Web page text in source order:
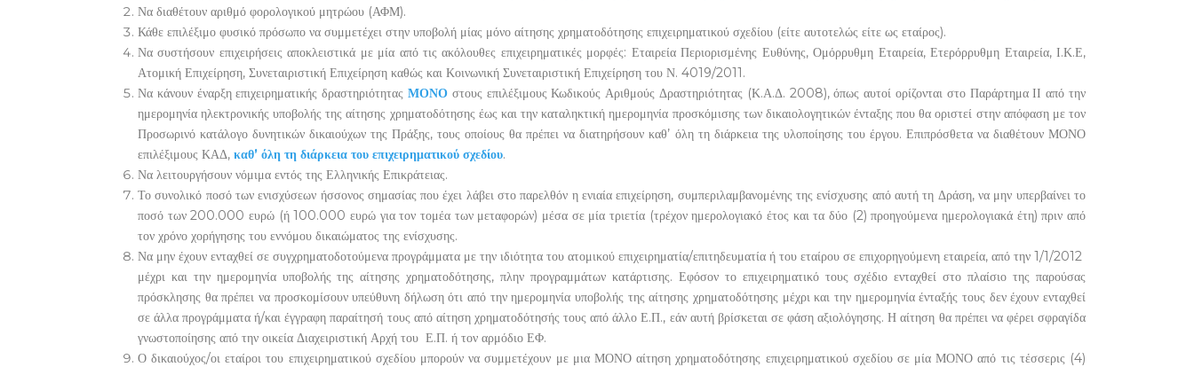
Να διαθέτουν αριθμό φορολογικού μητρώου (ΑΦΜ).
Κάθε επιλέξιμο φυσικό πρόσωπο να συμμετέχει στην υποβολή μίας μόνο αίτησης χρηματοδότησης επιχειρηματικού σχεδίου (είτε αυτοτελώς είτε ως εταίρος).
Να συστήσουν επιχειρήσεις αποκλειστικά με μία από τις ακόλουθες επιχειρηματικές μορφές: Εταιρεία Περιορισμένης Ευθύνης, Ομόρρυθμη Εταιρεία, Ετερόρρυθμη Εταιρεία, Ι.Κ.Ε,
Ατομική Επιχείρηση, Συνεταιριστική Επιχείρηση καθώς και Κοινωνική Συνεταιριστική Επιχείρηση του Ν. 4019/2011.
Να κάνουν έναρξη επιχειρηματικής δραστηριότητας ΜΟΝΟστους επιλέξιμους Κωδικούς Αριθμούς Δραστηριότητας (Κ.Α.Δ. 2008), όπως αυτοί ορίζονται στο Παράρτημα ΙΙ από την
ημερομηνία ηλεκτρονικής υποβολής της αίτησης χρηματοδότησης έως και την καταληκτική ημερομηνία προσκόμισης των δικαιολογητικών ένταξης που θα οριστεί στην απόφαση με τον
Προσωρινό κατάλογο δυνητικών δικαιούχων της Πράξης, τους οποίους θα πρέπει να διατηρήσουν καθ’ όλη τη διάρκεια της υλοποίησης του έργου. Επιπρόσθετα να διαθέτουν ΜΟΝΟ
επιλέξιμους ΚΑΔ, καθ’ όλη τη διάρκεια του επιχειρηματικού σχεδίου.
Να λειτουργήσουν νόμιμα εντός της Ελληνικής Επικράτειας.
Το συνολικό ποσό των ενισχύσεων ήσσονος σημασίας που έχει λάβει στο παρελθόν η ενιαία επιχείρηση, συμπεριλαμβανομένης της ενίσχυσης από αυτή τη Δράση, να μην υπερβαίνει το
ποσό των 200.000 ευρώ (ή 100.000 ευρώ για τον τομέα των μεταφορών) μέσα σε μία τριετία (τρέχον ημερολογιακό έτος και τα δύο (2) προηγούμενα ημερολογιακά έτη) πριν από
τον χρόνο χορήγησης του εννόμου δικαιώματος της ενίσχυσης.
Να μην έχουν ενταχθεί σε συγχρηματοδοτούμενα προγράμματα με την ιδιότητα του ατομικού επιχειρηματία/επιτηδευματία ή του εταίρου σε επιχορηγούμενη εταιρεία, από την 1/1/2012
μέχρι και την ημερομηνία υποβολής της αίτησης χρηματοδότησης, πλην προγραμμάτων κατάρτισης. Εφόσον το επιχειρηματικό τους σχέδιο ενταχθεί στο πλαίσιο της παρούσας
πρόσκλησης θα πρέπει να προσκομίσουν υπεύθυνη δήλωση ότι από την ημερομηνία υποβολής της αίτησης χρηματοδότησης μέχρι και την ημερομηνία ένταξής τους δεν έχουν ενταχθεί
σε άλλα προγράμματα ή/και έγγραφη παραίτησή τους από αίτηση χρηματοδότησής τους από άλλο Ε.Π., εάν αυτή βρίσκεται σε φάση αξιολόγησης. Η αίτηση θα πρέπει να φέρει σφραγίδα
γνωστοποίησης από την οικεία Διαχειριστική Αρχή του Ε.Π. ή τον αρμόδιο ΕΦ.
Ο δικαιούχος/οι εταίροι του επιχειρηματικού σχεδίου μπορούν να συμμετέχουν με μια ΜΟΝΟ αίτηση χρηματοδότησης επιχειρηματικού σχεδίου σε μία ΜΟΝΟ από τις τέσσερις (4)